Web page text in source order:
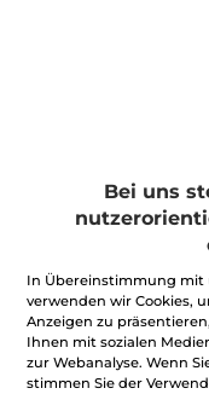
100%unserer
sind
Bei uns
In Übereinstimmung
verwenden wir Cookies,
Anzeigen zu
Ihnen mit sozialen
zur Webanalyse. Wenn
stimmen Sie der